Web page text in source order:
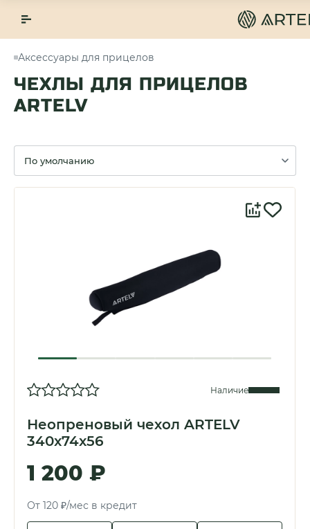
Аксессуары для прицелов
ЧЕХЛЫ ДЛЯ ПРИЦЕЛОВ
ARTELV
Сортировка
Наличие
Неопреновый чехол ARTELV
340x74x56
1 200 ₽
От 120 ₽/мес в кредит